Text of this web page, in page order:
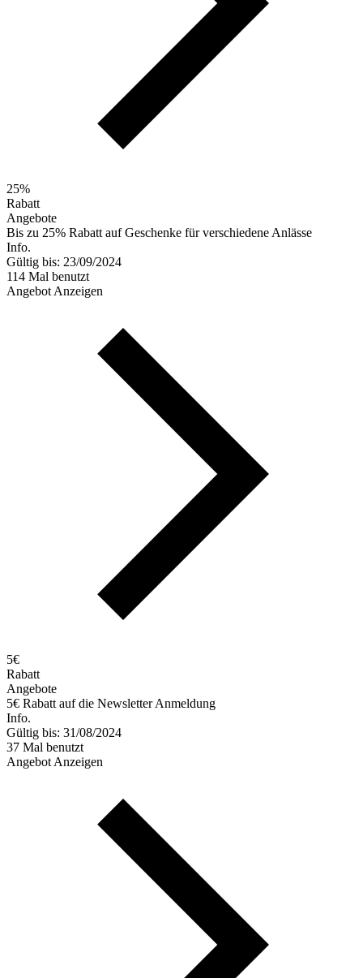
25%
Rabatt
Angebote
Bis zu 25% Rabatt auf Geschenke für verschiedene Anlässe
Info.
Gültig bis: 23/09/2024
114 Mal benutzt
Angebot Anzeigen
5€
Rabatt
Angebote
5€ Rabatt auf die Newsletter Anmeldung
Info.
Gültig bis: 31/08/2024
37 Mal benutzt
Angebot Anzeigen